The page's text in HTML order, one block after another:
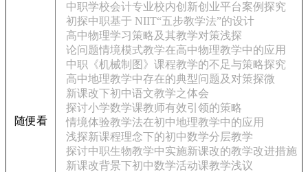
随便看
中职学校会计专业校内创新创业平台案例探究
初探中职基于 NIIT“五步教学法”的设计
高中物理学习策略及其教学对策浅探
论问题情境模式教学在高中物理教学中的应用
中职《机械制图》课程教学的不足与策略探究
高中地理教学中存在的典型问题及对策探微
新课改下初中语文教学之体会
探讨小学数学课教师有效引领的策略
情境体验教学法在初中地理教学中的应用
浅探新课程理念下的初中数学分层教学
探讨中职生物教学中实施新课改的教学改进措施
新课改背景下初中数学活动课教学浅议